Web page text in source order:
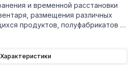
и временной расстановки
размещения различных
продуктов, полуфабрикатов и
– нержавеющая сталь AISI 430.
С пристенной стороны полка
Характеристики